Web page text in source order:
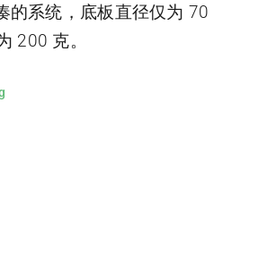
的系统，底板直径仅为 70
200 克。